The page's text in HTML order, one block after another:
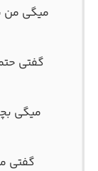
میگی من
گفتی
میگی
گفتی